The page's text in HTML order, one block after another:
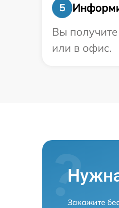
5
Вы
или в офис.
Закажите